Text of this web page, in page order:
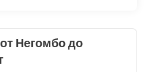
Негомбо до